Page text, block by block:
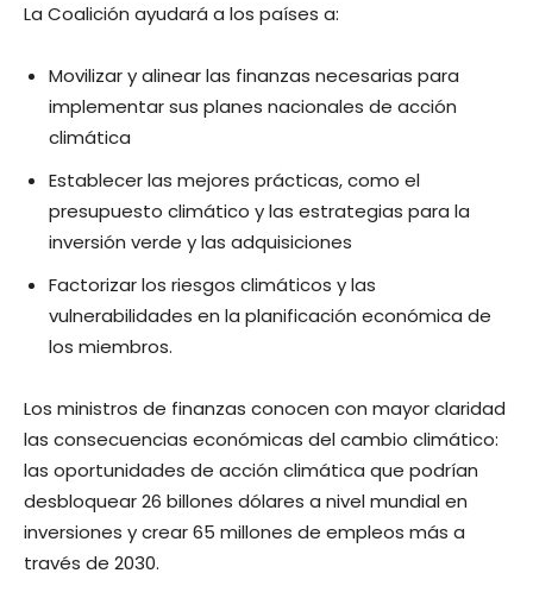
La Coalición ayudará a los países a:
Movilizar y alinear las finanzas necesarias para
implementar sus planes nacionales de acción
climática
Establecer las mejores prácticas, como el
presupuesto climático y las estrategias para la
inversión verde y las adquisiciones
Factorizar los riesgos climáticos y las
vulnerabilidades en la planificación económica de
los miembros.
Los ministros de finanzas conocen con mayor claridad
las consecuencias económicas del cambio climático:
las oportunidades de acción climática que podrían
desbloquear 26 billones dólares a nivel mundial en
inversiones y crear 65 millones de empleos más a
través de 2030.